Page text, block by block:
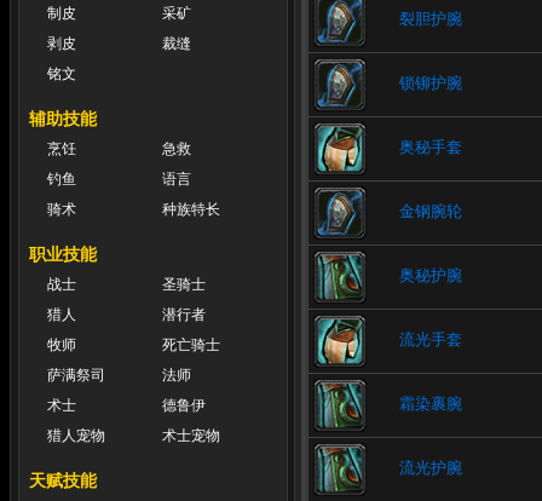
制皮
采矿
剥皮
裁缝
铭文
辅助技能
烹饪
急救
钓鱼
语言
骑术
种族特长
职业技能
战士
圣骑士
猎人
潜行者
牧师
死亡骑士
萨满祭司
法师
术士
德鲁伊
猎人宠物
术士宠物
天赋技能
裂胆护腕
锁铆护腕
奥秘手套
金钢腕轮
奥秘护腕
流光手套
霜染裹腕
流光护腕